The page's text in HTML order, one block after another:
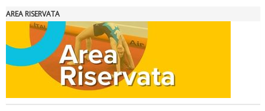
Ddl Lobby, Uisp: “Il Parlamento valorizzi le nostre specificità"
AREA RISERVATA